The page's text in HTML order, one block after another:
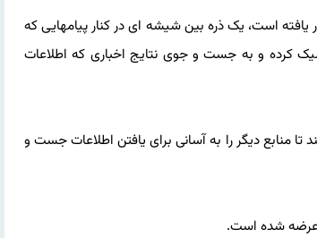
است، یک ذره بین شیشه ای در کنار پیامهایی که
کرده و به جست و جوی نتایج اخباری که اطلاعات
منابع دیگر را به آسانی برای یافتن اطلاعات جست و
عرضه شده است.